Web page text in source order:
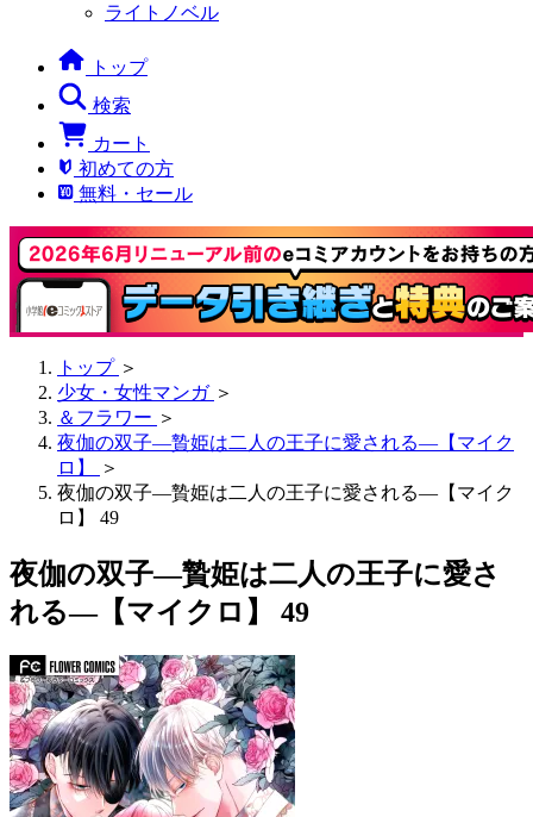
ライトノベル
トップ
検索
カート
初めての方
無料・セール
トップ ＞
少女・女性マンガ ＞
＆フラワー ＞
夜伽の双子―贄姫は二人の王子に愛される―【マイク
ロ】
＞
夜伽の双子―贄姫は二人の王子に愛される―【マイク
ロ】 49
夜伽の双子―贄姫は二人の王子に愛さ
れる―【マイクロ】 49